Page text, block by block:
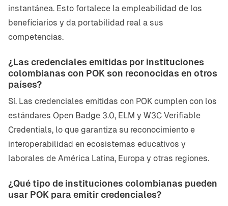
instantánea. Esto fortalece la empleabilidad de los
beneficiarios y da portabilidad real a sus
competencias.
¿Las credenciales emitidas por instituciones
colombianas con POK son reconocidas en otros
países?
Sí. Las credenciales emitidas con POK cumplen con los
estándares Open Badge 3.0, ELM y W3C Verifiable
Credentials, lo que garantiza su reconocimiento e
interoperabilidad en ecosistemas educativos y
laborales de América Latina, Europa y otras regiones.
¿Qué tipo de instituciones colombianas pueden
usar POK para emitir credenciales?